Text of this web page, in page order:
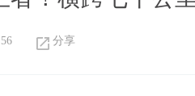
分享